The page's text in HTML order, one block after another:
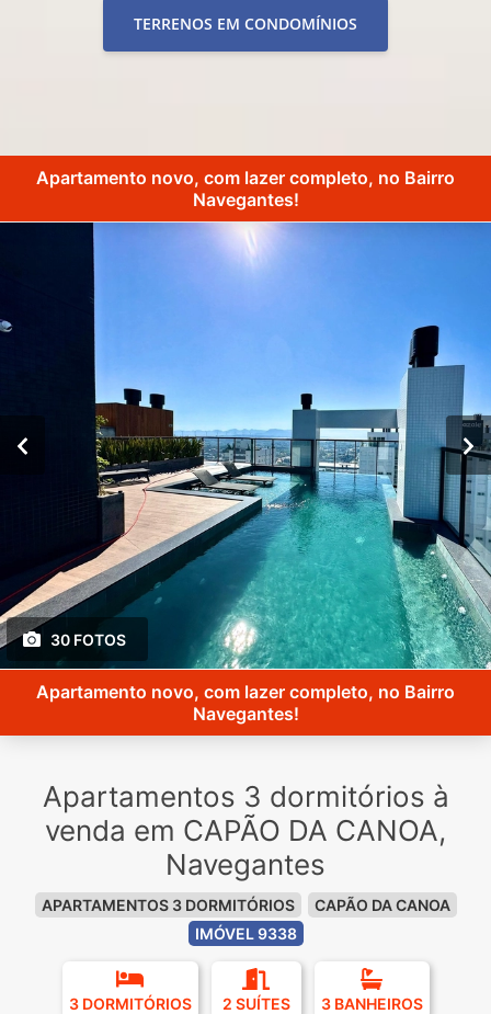
TERRENOS EM CONDOMÍNIOS
Apartamento novo, com lazer completo, no Bairro
Navegantes!
30 FOTOS
Apartamento novo, com lazer completo, no Bairro
Navegantes!
Apartamentos 3 dormitórios à
venda em CAPÃO DA CANOA,
Navegantes
APARTAMENTOS 3 DORMITÓRIOS
CAPÃO DA CANOA
IMÓVEL 9338
3 DORMITÓRIOS 2 SUÍTES 3 BANHEIROS